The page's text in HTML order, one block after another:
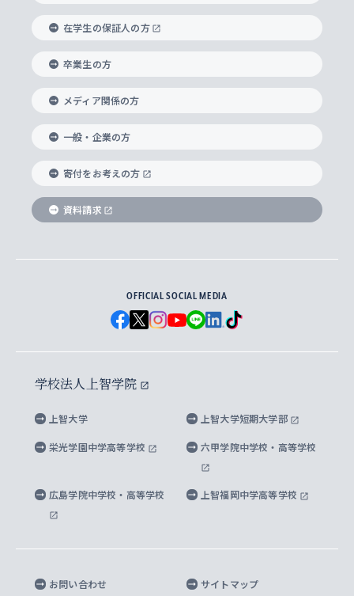
外国語学部
総合グローバル学部
国際教養学部
理工学部
Futures） – 持続可能な未来を考える６学科連携
思考と表現
データサイエンス
上智大学で学ぶ
海外で学ぶ
大学院
神学研究科
実践宗教学研究科
総合人間科学研究科
経済学研究科
グローバル・スタディーズ研究科
助産学専攻科
生涯学習
グローバル・コンサーン研究所
比較文化研究所
ヨーロッパ研究所
アジア文化研究所
アメリカ・カナダ研究所
メディア・ジャーナリズム研究所
水稀少社会研究センター
先進機械・構造材料イノベーションセンター
マイクロ波サイエンス研究センター
重点領域研究・自由課題研究
研究活動に関する法令・研究費の使用について
心身の健康相談
ハラスメント防止の取り組み
障がいのある学生への支援
キャリア形成サポート
キャリア形成支援プログラム
就職（内定先）・進路統計
企業の採用ご担当者様へのご案内
住まいのサポート
研究生・外国人特別研究生・国費留学生
交換留学生(海外大学から上智大学で学ぶ)
ノンディグリー生
Sophia Short-term Program受講生
学費・奨学金
学部入学前に出願する奨学金
国による高等教育の修学支援新制度
大学院生対象の奨学金
海外留学する際の費用と奨学金
上智大学の理念
上智大学の沿革
ソフィア・アーカイブズ
上智大学とカトリック
グローバルエンゲージメント
上智大学を訪れた世界の知性
国連Weeks・アフリカWeeks
ダイバーシティ＆サステナビリティへの取り組み
上智大学公式ソーシャルメディア
学校法人上智学院について
数字で見る上智大学
上智大学のネットワーク
父母・保証人とのネットワーク
学外とのネットワーク
上智大学の出版物
上智大学大学案内・大学院案内
英文広報誌 SOPHIA magazine
上智大学のビジュアル・アイデンティティ
上智大学ビジュアル・アイデンティティ
上智大学校歌 ・上智大学学生歌
上智大学への取材・キャンパスでの撮影について
上智大学の公開情報
上智大学の教育研究活動等の情報公表
内部質保証と自己点検・評価
キャンパス案内
四谷キャンパス 施設紹介
キャンパスへのアクセス
海外拠点
教職協働の取り組み
在学生の保証人の方
卒業生の方
メディア関係の方
一般・企業の方
寄付をお考えの方
資料請求
OFFICIAL SOCIAL MEDIA
学校法人上智学院
上智大学 上智大学短期大学部
栄光学園中学高等学校 六甲学院中学校・高等学校
広島学院中学校・高等学校 上智福岡中学高等学校
お問い合わせ サイトマップ